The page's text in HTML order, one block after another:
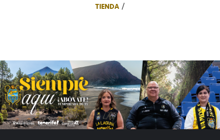
TIENDA